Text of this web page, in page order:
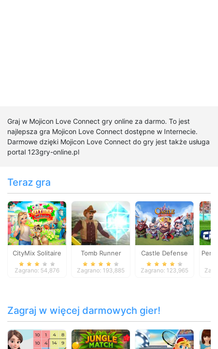
Graj w Mojicon Love Connect gry online za darmo. To jest
najlepsza gra Mojicon Love Connect dostępne w Internecie.
Darmowe dzięki Mojicon Love Connect do gry jest także usługa
portal 123gry-online.pl
Teraz gra
CityMix Solitaire
Zagrano: 54,876
Tomb Runner
Zagrano: 193,885
Castle Defense
Zagrano: 123,965
Zagraj w więcej darmowych gier!